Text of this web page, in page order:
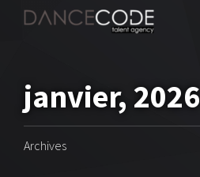
janvier, 2026
Archives